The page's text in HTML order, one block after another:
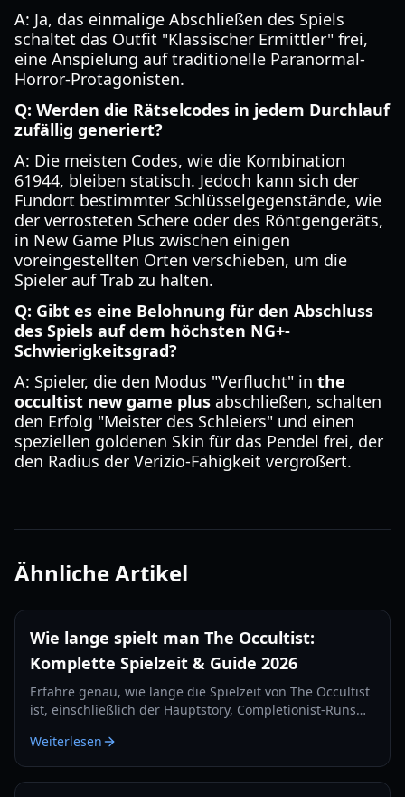
A: Ja, das einmalige Abschließen des Spiels
schaltet das Outfit "Klassischer Ermittler" frei,
eine Anspielung auf traditionelle Paranormal-
Horror-Protagonisten.
Q: Werden die Rätselcodes in jedem Durchlauf
zufällig generiert?
A: Die meisten Codes, wie die Kombination
61944, bleiben statisch. Jedoch kann sich der
Fundort bestimmter Schlüsselgegenstände, wie
der verrosteten Schere oder des Röntgengeräts,
in New Game Plus zwischen einigen
voreingestellten Orten verschieben, um die
Spieler auf Trab zu halten.
Q: Gibt es eine Belohnung für den Abschluss
des Spiels auf dem höchsten NG+-
Schwierigkeitsgrad?
A: Spieler, die den Modus "Verflucht" in the
occultist new game plus abschließen, schalten
den Erfolg "Meister des Schleiers" und einen
speziellen goldenen Skin für das Pendel frei, der
den Radius der Verizio-Fähigkeit vergrößert.
Ähnliche Artikel
Wie lange spielt man The Occultist:
Komplette Spielzeit & Guide 2026
Erfahre genau, wie lange die Spielzeit von The Occultist
ist, einschließlich der Hauptstory, Completionist-Runs
Godstone.
Weiterlesen